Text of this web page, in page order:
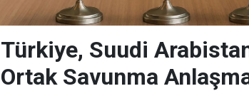
Türkiye, Suudi
Ortak Savunma